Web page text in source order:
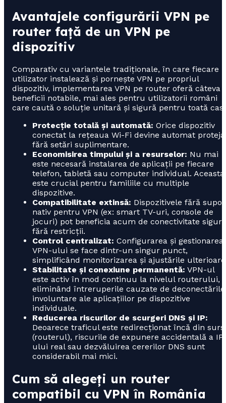
Avantajele configurării VPN pe
router față de un VPN pe
dispozitiv
Comparativ cu variantele tradiționale, în care fiecare
utilizator instalează și pornește VPN pe propriul
dispozitiv, implementarea VPN pe router oferă câteva
beneficii notabile, mai ales pentru utilizatorii români
care caută o soluție unitară și sigură pentru toată
Protecție totală și automată: Orice dispozitiv
conectat la rețeaua Wi-Fi devine automat
fără setări suplimentare.
Economisirea timpului și a resurselor: Nu mai
este necesară instalarea de aplicații pe fiecare
telefon, tabletă sau computer individual. Aceasta
este crucial pentru familiile cu multiple
dispozitive.
Compatibilitate extinsă: Dispozitivele fără
nativ pentru VPN (ex: smart TV-uri, console de
jocuri) pot beneficia acum de conectivitate sigură
fără restricții.
Control centralizat: Configurarea și gestionarea
VPN-ului se face dintr-un singur punct,
simplificând monitorizarea și ajustările
Stabilitate și conexiune permanentă: VPN-ul
este activ în mod continuu la nivelul routerului,
eliminând întreruperile cauzate de deconectările
involuntare ale aplicațiilor pe dispozitive
individuale.
Reducerea riscurilor de scurgeri DNS și IP:
Deoarece traficul este redirecționat încă din
(routerul), riscurile de expunere accidentală a
ului real sau dezvăluirea cererilor DNS sunt
considerabil mai mici.
Cum să alegeți un router
compatibil cu VPN în România